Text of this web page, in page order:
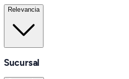
Relevancia
Sucursal